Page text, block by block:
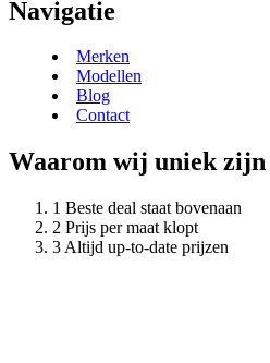
Navigatie
Merken
Modellen
Blog
Contact
Waarom wij uniek zijn
Beste deal staat bovenaan
Prijs per maat klopt
Altijd up-to-date prijzen